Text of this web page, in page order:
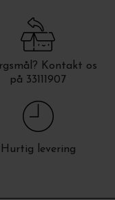
Kontakt os
på 33111907
Hurtig levering